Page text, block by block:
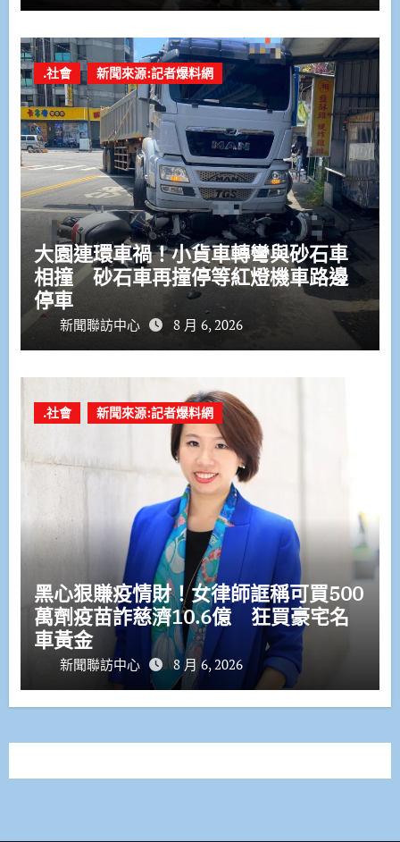
.社會 新聞來源:記者爆料網
大園連環車禍！小貨車轉彎與砂石車
相撞 砂石車再撞停等紅燈機車路邊
停車
新聞聯訪中心 8 月 6, 2026
.社會 新聞來源:記者爆料網
黑心狠賺疫情財！女律師誆稱可買500
萬劑疫苗詐慈濟10.6億 狂買豪宅名
車黃金
新聞聯訪中心 8 月 6, 2026